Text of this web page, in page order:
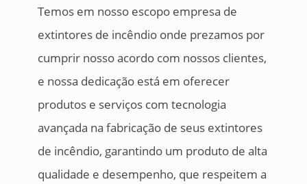
Temos em nosso escopo empresa de
extintores de incêndio onde prezamos por
cumprir nosso acordo com nossos clientes,
e nossa dedicação está em oferecer
produtos e serviços com tecnologia
avançada na fabricação de seus extintores
de incêndio, garantindo um produto de alta
qualidade e desempenho, que respeitem a